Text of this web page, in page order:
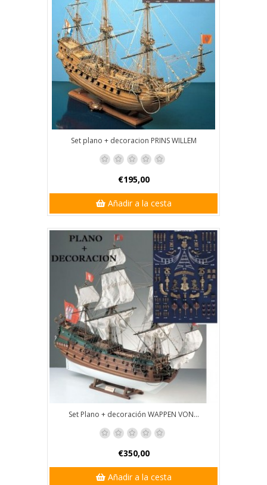
Set plano + decoracion PRINS WILLEM
€195,00
Añadir a la cesta
Set Plano + decoración WAPPEN VON...
€350,00
Añadir a la cesta